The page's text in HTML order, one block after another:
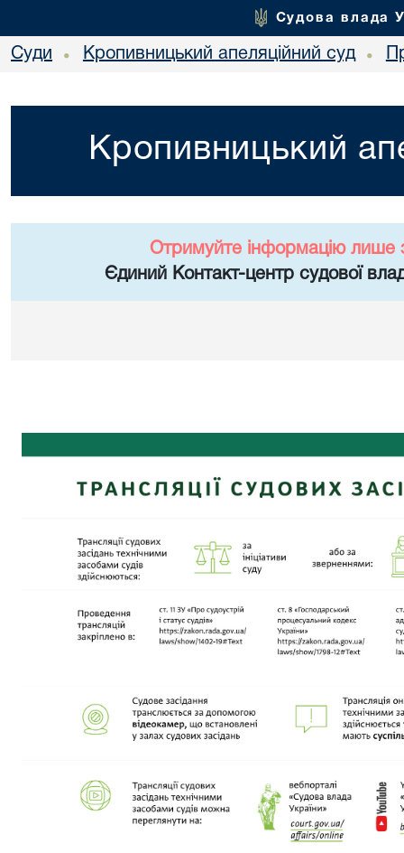
Судова влада
Суди • Кропивницький апеляційний суд •
Кропивницький
Отримуйте інформацію лише
Єдиний Контакт-центр судової